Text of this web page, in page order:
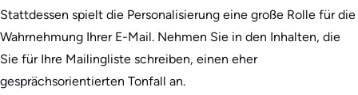
Stattdessen spielt die Personalisierung eine große Rolle für die
Wahrnehmung Ihrer E-Mail. Nehmen Sie in den Inhalten, die
Sie für Ihre Mailingliste schreiben, einen eher
gesprächsorientierten Tonfall an.